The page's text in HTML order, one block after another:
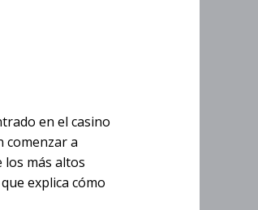
en el casino
comenzar a
los más altos
explica cómo